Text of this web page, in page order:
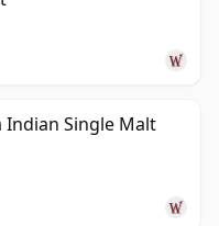
Single Malt